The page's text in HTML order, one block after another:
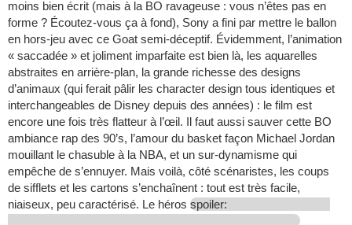
moins bien écrit (mais à la BO ravageuse : vous n’êtes pas en
forme ? Écoutez-vous ça à fond), Sony a fini par mettre le ballon
en hors-jeu avec ce Goat semi-déceptif. Évidemment, l’animation
« saccadée » et joliment imparfaite est bien là, les aquarelles
abstraites en arrière-plan, la grande richesse des designs
d’animaux (qui ferait pâlir les character design tous identiques et
interchangeables de Disney depuis des années) : le film est
encore une fois très flatteur à l’œil. Il faut aussi sauver cette BO
ambiance rap des 90’s, l’amour du basket façon Michael Jordan
mouillant le chasuble à la NBA, et un sur-dynamisme qui
empêche de s’ennuyer. Mais voilà, côté scénaristes, les coups
de sifflets et les cartons s’enchaînent : tout est très facile,
niaiseux, peu caractérisé. Le héros spoiler: